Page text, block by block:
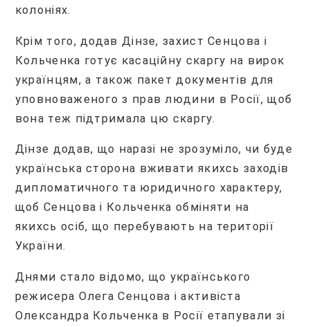
колоніях.
Крім того, додав Дінзе, захист Сенцова і
Кольченка готує касаційну скаргу на вирок
українцям, а також пакет документів для
уповноваженого з прав людини в Росії, щоб
вона теж підтримала цю скаргу.
Дінзе додав, що наразі не зрозуміло, чи буде
українська сторона вживати якихсь заходів
дипломатичного та юридичного характеру,
щоб Сенцова і Кольченка обміняти на
якихсь осіб, що перебувають на території
України.
Днями стало відомо, що українського
режисера Олега Сенцова і активіста
Олександра Кольченка в Росії етапували зі